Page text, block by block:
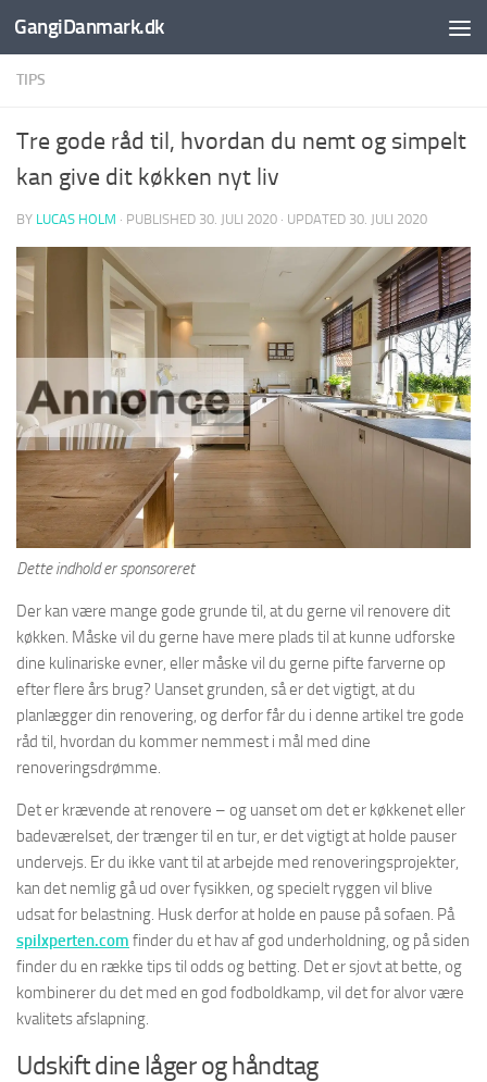
Skip to content
GangiDanmark.dk
TIPS
Tre gode råd til, hvordan du nemt og simpelt
kan give dit køkken nyt liv
BY LUCAS HOLM · PUBLISHED 30. JULI 2020 · UPDATED 30. JULI 2020
Dette indhold er sponsoreret
Der kan være mange gode grunde til, at du gerne vil renovere dit
køkken. Måske vil du gerne have mere plads til at kunne udforske
dine kulinariske evner, eller måske vil du gerne pifte farverne op
efter flere års brug? Uanset grunden, så er det vigtigt, at du
planlægger din renovering, og derfor får du i denne artikel tre gode
råd til, hvordan du kommer nemmest i mål med dine
renoveringsdrømme.
Det er krævende at renovere – og uanset om det er køkkenet eller
badeværelset, der trænger til en tur, er det vigtigt at holde pauser
undervejs. Er du ikke vant til at arbejde med renoveringsprojekter,
kan det nemlig gå ud over fysikken, og specielt ryggen vil blive
udsat for belastning. Husk derfor at holde en pause på sofaen. På
spilxperten.com finder du et hav af god underholdning, og på siden
finder du en række tips til odds og betting. Det er sjovt at bette, og
kombinerer du det med en god fodboldkamp, vil det for alvor være
kvalitets afslapning.
Udskift dine låger og håndtag